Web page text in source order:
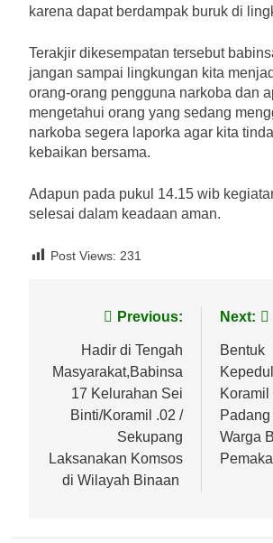
karena dapat berdampak buruk di
Terakjir dikesempatan tersebut
jangan sampai lingkungan kita
orang-orang pengguna narkoba dan
mengetahui orang yang sedang
narkoba segera laporka agar kita
kebaikan bersama.
Adapun pada pukul 14.15 wib
selesai dalam keadaan aman.
Post Views: 231
Navigasi
pos
Previous:
Hadir di Tengah
Masyarakat,Babinsa
17 Kelurahan Sei
Binti/Koramil .02 /
Sekupang
Laksanakan Komsos
di Wilayah Binaan
Next:
Bentuk
Warga